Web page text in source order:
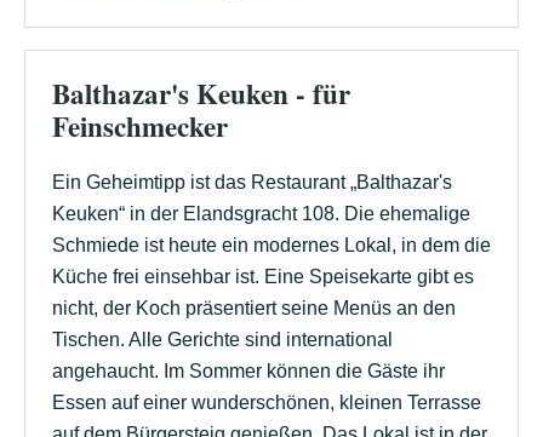
Balthazar's Keuken - für
Feinschmecker
Ein Geheimtipp ist das Restaurant „Balthazar's
Keuken“ in der Elandsgracht 108. Die ehemalige
Schmiede ist heute ein modernes Lokal, in dem die
Küche frei einsehbar ist. Eine Speisekarte gibt es
nicht, der Koch präsentiert seine Menüs an den
Tischen. Alle Gerichte sind international
angehaucht. Im Sommer können die Gäste ihr
Essen auf einer wunderschönen, kleinen Terrasse